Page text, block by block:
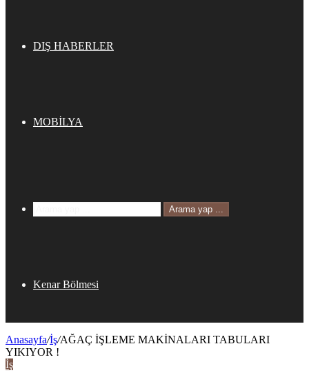
DIŞ HABERLER
MOBİLYA
Arama yap ...
Kenar Bölmesi
Anasayfa/İş/AĞAÇ İŞLEME MAKİNALARI TABULARI
YIKIYOR !
İş